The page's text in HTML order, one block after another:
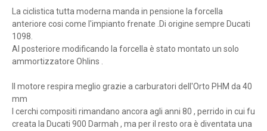
La ciclistica tutta moderna manda in pensione la forcella
anteriore cosi come l'impianto frenate .Di origine sempre Ducati
1098.
Al posteriore modificando la forcella è stato montato un solo
ammortizzatore Ohlins .
Il motore respira meglio grazie a carburatori dell'Orto PHM da 40
mm
I cerchi compositi rimandano ancora agli anni 80 , perrido in cui fu
creata la Ducati 900 Darmah , ma per il resto ora è diventata una